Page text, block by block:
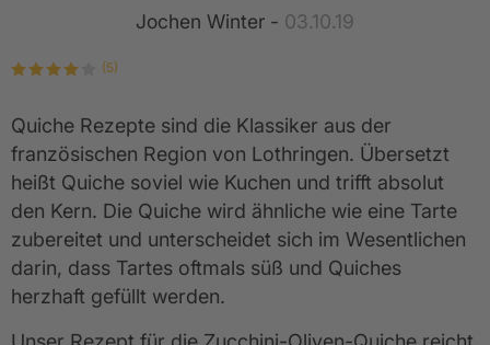
Jochen Winter - 03.10.19
(5)
Quiche Rezepte sind die Klassiker aus der
französischen Region von Lothringen. Übersetzt
heißt Quiche soviel wie Kuchen und trifft absolut
den Kern. Die Quiche wird ähnliche wie eine Tarte
zubereitet und unterscheidet sich im Wesentlichen
darin, dass Tartes oftmals süß und Quiches
herzhaft gefüllt werden.